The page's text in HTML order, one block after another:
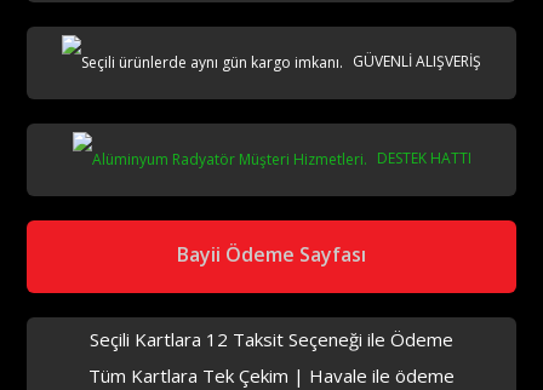
aks
GÜVENLİ ALIŞVERİŞ
DESTEK HATTI
Bayii Ödeme Sayfası
Seçili Kartlara 12 Taksit Seçeneği ile Ödeme
Tüm Kartlara Tek Çekim | Havale ile ödeme